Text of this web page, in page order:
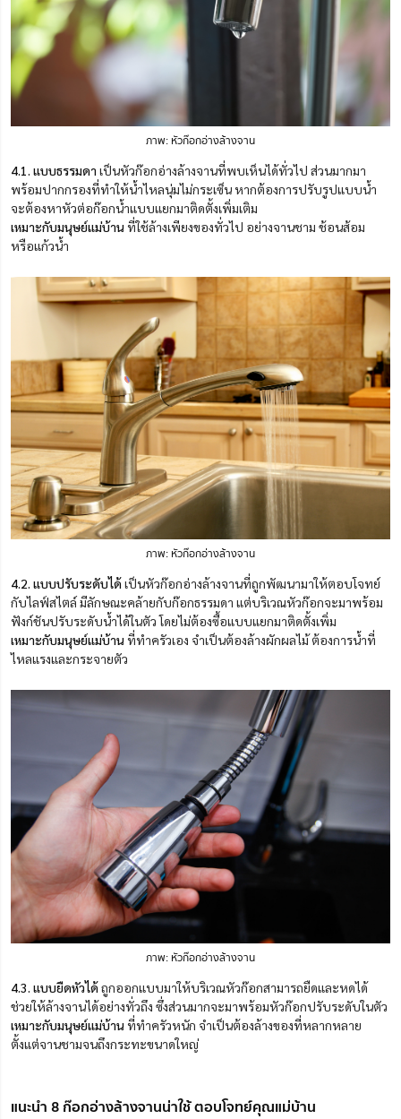
ภาพ: หัวก๊อกอ่างล้างจาน
4.1. แบบธรรมดา เป็นหัวก๊อกอ่างล้างจานที่พบเห็นได้ทั่วไป ส่วนมากมา
พร้อมปากกรองที่ทำให้น้ำไหลนุ่มไม่กระเซ็น หากต้องการปรับรูปแบบน้ำ
จะต้องหาหัวต่อก๊อกน้ำแบบแยกมาติดตั้งเพิ่มเติม
เหมาะกับมนุษย์แม่บ้านที่ใช้ล้างเพียงของทั่วไป อย่างจานชาม ช้อนส้อม
หรือแก้วน้ำ
ภาพ: หัวก๊อกอ่างล้างจาน
4.2. แบบปรับระดับได้เป็นหัวก๊อกอ่างล้างจานที่ถูกพัฒนามาให้ตอบโจทย์
กับไลฟ์สไตล์ มีลักษณะคล้ายกับก๊อกธรรมดา แต่บริเวณหัวก๊อกจะมาพร้อม
ฟังก์ชันปรับระดับน้ำได้ในตัว โดยไม่ต้องซื้อแบบแยกมาติดตั้งเพิ่ม
เหมาะกับมนุษย์แม่บ้านที่ทำครัวเอง จำเป็นต้องล้างผักผลไม้ ต้องการน้ำที่
ไหลแรงและกระจายตัว
ภาพ: หัวก๊อกอ่างล้างจาน
4.3. แบบยืดหัวได้ถูกออกแบบมาให้บริเวณหัวก๊อกสามารถยืดและหดได้
ช่วยให้ล้างจานได้อย่างทั่วถึง ซึ่งส่วนมากจะมาพร้อมหัวก๊อกปรับระดับในตัว
เหมาะกับมนุษย์แม่บ้านที่ทำครัวหนัก จำเป็นต้องล้างของที่หลากหลาย
ตั้งแต่จานชามจนถึงกระทะขนาดใหญ่
แนะนำ 8 ก๊อกอ่างล้างจานน่าใช้ ตอบโจทย์คุณแม่บ้าน